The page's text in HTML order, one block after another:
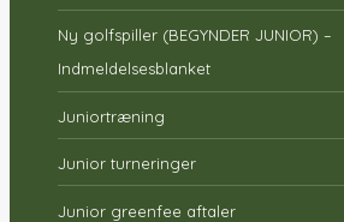
Ny golfspiller (BEGYNDER JUNIOR) –
Indmeldelsesblanket
Juniortræning
Junior turneringer
Junior greenfee aftaler